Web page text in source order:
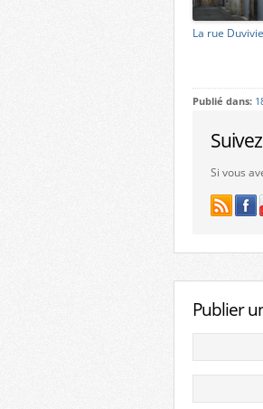
La rue
Publié dans:
Si vous
Publier